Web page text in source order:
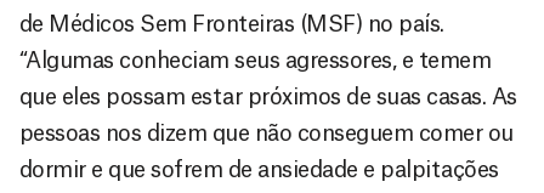
de Médicos Sem Fronteiras (MSF) no país.
“Algumas conheciam seus agressores, e temem
que eles possam estar próximos de suas casas. As
pessoas nos dizem que não conseguem comer ou
dormir e que sofrem de ansiedade e palpitações